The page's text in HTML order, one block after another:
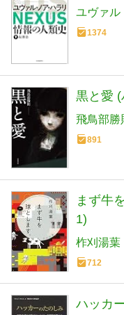
ユヴァル
1374
黒と愛
飛鳥部勝
891
まず牛
1)
柞刈湯葉
712
ハッカ